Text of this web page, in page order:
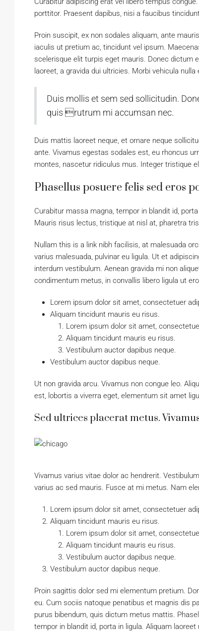
porttitor. Praesent dapibus, nisi a faucibus
Proin suscipit, ex non sodales aliquam, ante
iaculis ut pretium ac, tincidunt vel ipsum.
scelerisque elit turpis eget mauris. Donec dictum
laoreet, a gravida dui ultricies. Morbi vehicula
Duis mollis et sem sed sollicitudin.
quis rutrum mi accumsan nec.
Duis mattis laoreet neque, et ornare neque
ante. Vivamus egestas sodales est, eu rhoncus
montes, nascetur ridiculus mus. Integer tristique
Phasellus posuere felis sed eros
Curabitur massa magna, tempor in blandit id,
Mauris risus lectus, tristique at nisl at, pharetra
Nullam this is a link nibh facilisis, at malesuada
varius malesuada, pulvinar eu ligula. Ut et
interdum vestibulum. Aenean gravida mi non
condimentum metus, in convallis libero ligula ut
Lorem ipsum dolor sit amet, consectetuer
Aliquam tincidunt mauris eu risus.
Lorem ipsum dolor sit amet,
Aliquam tincidunt mauris eu risus.
Vestibulum auctor dapibus neque.
Vestibulum auctor dapibus neque.
Ut non gravida arcu. Vivamus non congue leo.
est, lobortis a viverra eget, elementum sit amet
Sed ultrices placerat metus.
Vivamus varius vitae dolor ac hendrerit.
varius ac sed mauris. Fusce at mi metus. Nam
Lorem ipsum dolor sit amet, consectetuer
Aliquam tincidunt mauris eu risus.
Lorem ipsum dolor sit amet,
Aliquam tincidunt mauris eu risus.
Vestibulum auctor dapibus neque.
Vestibulum auctor dapibus neque.
Proin sagittis dolor sed mi elementum pretium.
eu. Cum sociis natoque penatibus et magnis dis
purus bibendum, quis dictum metus mattis.
tempor in blandit id, porta in ligula. Aliquam